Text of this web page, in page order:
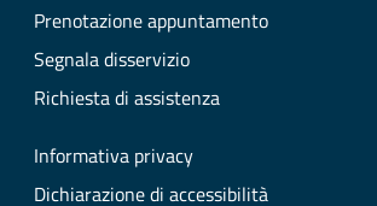
Prenotazione appuntamento
Segnala disservizio
Richiesta di assistenza
Informativa privacy
Dichiarazione di accessibilità